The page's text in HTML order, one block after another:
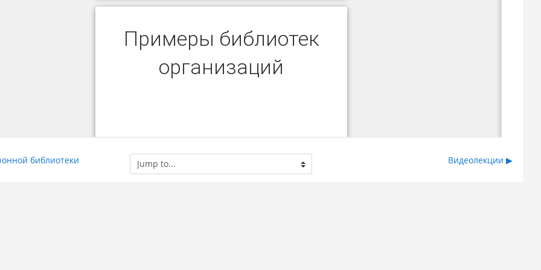
библиотеки
Jump
to...
Видеолекции ▶︎